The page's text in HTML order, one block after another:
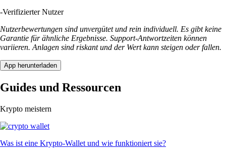
-Verifizierter Nutzer
Nutzerbewertungen sind unvergütet und rein individuell. Es gibt keine
Garantie für ähnliche Ergebnisse. Support-Antwortzeiten können
variieren. Anlagen sind riskant und der Wert kann steigen oder fallen.
App herunterladen
Guides und Ressourcen
Krypto meistern
Was ist eine Krypto-Wallet und wie funktioniert sie?